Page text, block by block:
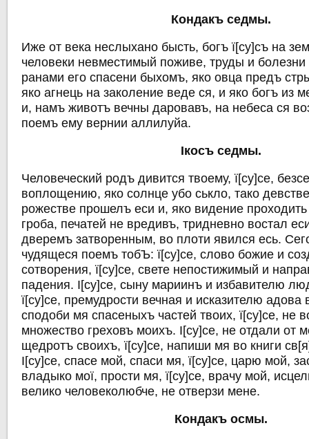
Кондакъ седмы.
Иже от века неслыхано бысть, богъ ї[су]съ на
человеки невместимый поживе, труды и
ранами его спасени быхомъ, яко овца предъ
яко агнець на заколение веде ся, и яко богъ из
и, намъ животъ вечны даровавъ, на небеса ся
поемъ ему вернии аллилуйа.
Iкосъ седмы.
Человеческий родъ дивится твоему, ї[су]се,
воплощению, яко солнце убо ськло, тако
рожестве прошелъ еси и, яко видение проходить
гроба, печатей не вредивъ, тридневно востал
дверемъ затворенным, во плоти явился есь.
чудящеся поемъ тобЪ: ї[су]се, слово божие и
сотворения, ї[су]се, свете непостижимый и
падения. I[су]се, сыну мариинъ и избавителю
ї[су]се, премудрости вечная и исказителю адова
сподоби мя спасеныхъ частей твоих, ї[су]се, не
множество греховъ моихъ. I[су]се, не отдали от
щедротъ своихъ, ї[су]се, напиши мя во книги
I[су]се, спасе мой, спаси мя, ї[су]се, царю мой,
владыко мої, прости мя, ї[су]се, врачу мой,
велико человеколюбче, не отверзи мене.
Кондакъ осмы.